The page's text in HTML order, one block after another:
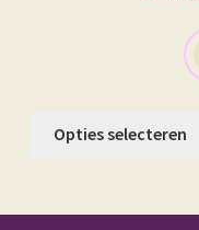
Opties selecteren